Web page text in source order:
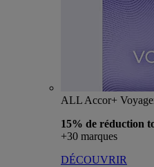
ALL Accor+
15% de réduction
+30 marques
DÉCOUVRIR